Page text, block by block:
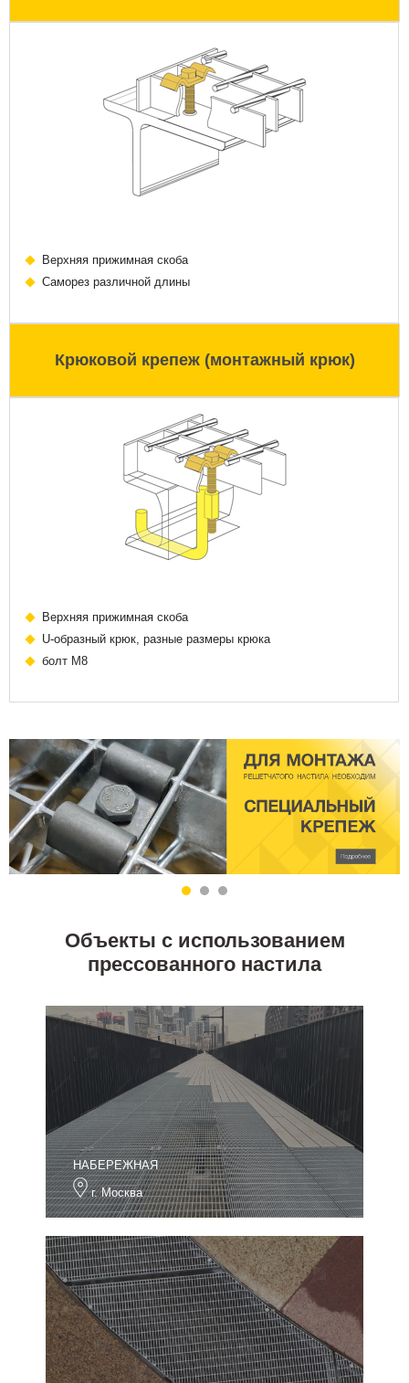
Верхняя прижимная скоба
Саморез различной длины
Крюковой крепеж (монтажный крюк)
Верхняя прижимная скоба
U-образный крюк, разные размеры крюка
болт М8
Объекты с использованием
прессованного настила
НАБЕРЕЖНАЯ
г. Москва